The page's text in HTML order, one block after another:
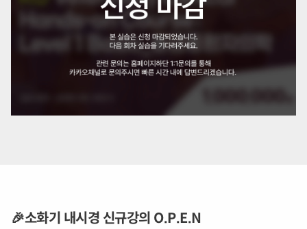
🎉소화기 내시경 신규강의 O.P.E.N